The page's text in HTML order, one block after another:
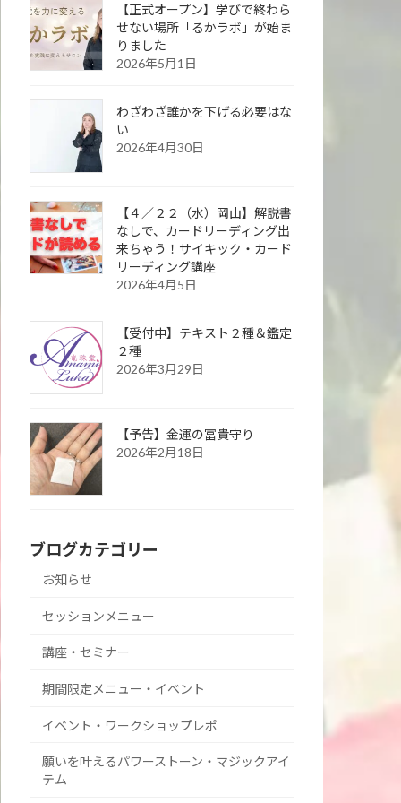
【正式オープン】学びで終わら
せない場所「るかラボ」が始ま
りました
2026年5月1日
わざわざ誰かを下げる必要はな
い
2026年4月30日
【４／２２（水）岡山】解説書
なしで、カードリーディング出
来ちゃう！サイキック・カード
リーディング講座
2026年4月5日
【受付中】テキスト２種＆鑑定
２種
2026年3月29日
【予告】金運の冨貴守り
2026年2月18日
ブログカテゴリー
お知らせ
セッションメニュー
講座・セミナー
期間限定メニュー・イベント
イベント・ワークショップレポ
願いを叶えるパワーストーン・マジックアイ
テム